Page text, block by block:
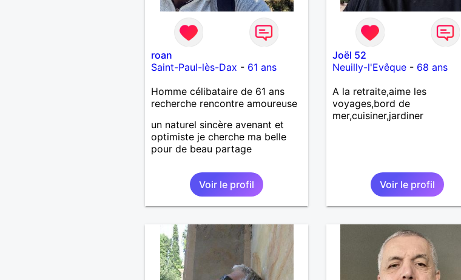
roan
Saint-Paul-lès-Dax - 61 ans
Homme célibataire de 61 ans
recherche rencontre amoureuse
un naturel sincère avenant et
optimiste je cherche ma belle
pour de beau partage
Voir le profil
Joël 52
Neuilly-l'Evêque- 68 ans
A la retraite,aime les
voyages,bord de
mer,cuisiner,jardiner
Voir le profil